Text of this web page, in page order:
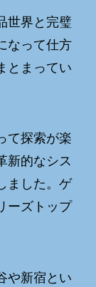
世界と完璧
なって仕方
とまってい
て探索が楽
新的なシス
ました。ゲ
ーズトップ
や新宿とい